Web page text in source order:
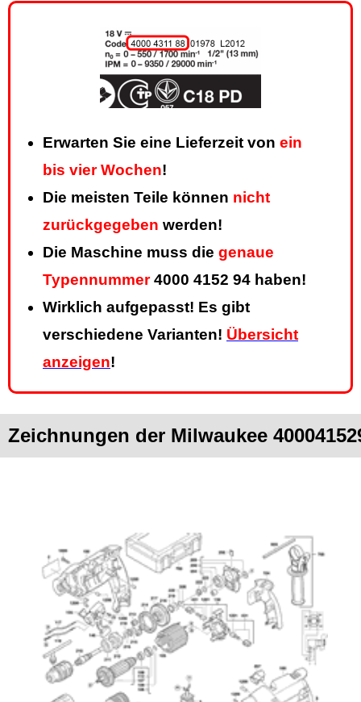
Erwarten Sie eine Lieferzeit von ein
bis vier Wochen!
Die meisten Teile können nicht
zurückgegeben werden!
Die Maschine muss die genaue
Typennummer4000 4152 94 haben!
Wirklich aufgepasst! Es gibt
verschiedene Varianten! Übersicht
anzeigen!
Zeichnungen der Milwaukee